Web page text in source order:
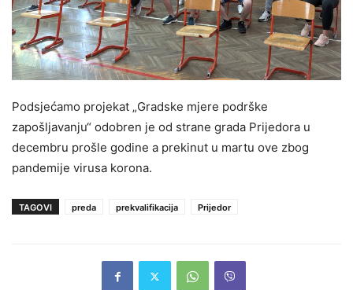
Podsjećamo projekat „Gradske mjere podrške
zapošljavanju“ odobren je od strane grada Prijedora u
decembru prošle godine a prekinut u martu ove zbog
pandemije virusa korona.
TAGOVI preda prekvalifikacija Prijedor